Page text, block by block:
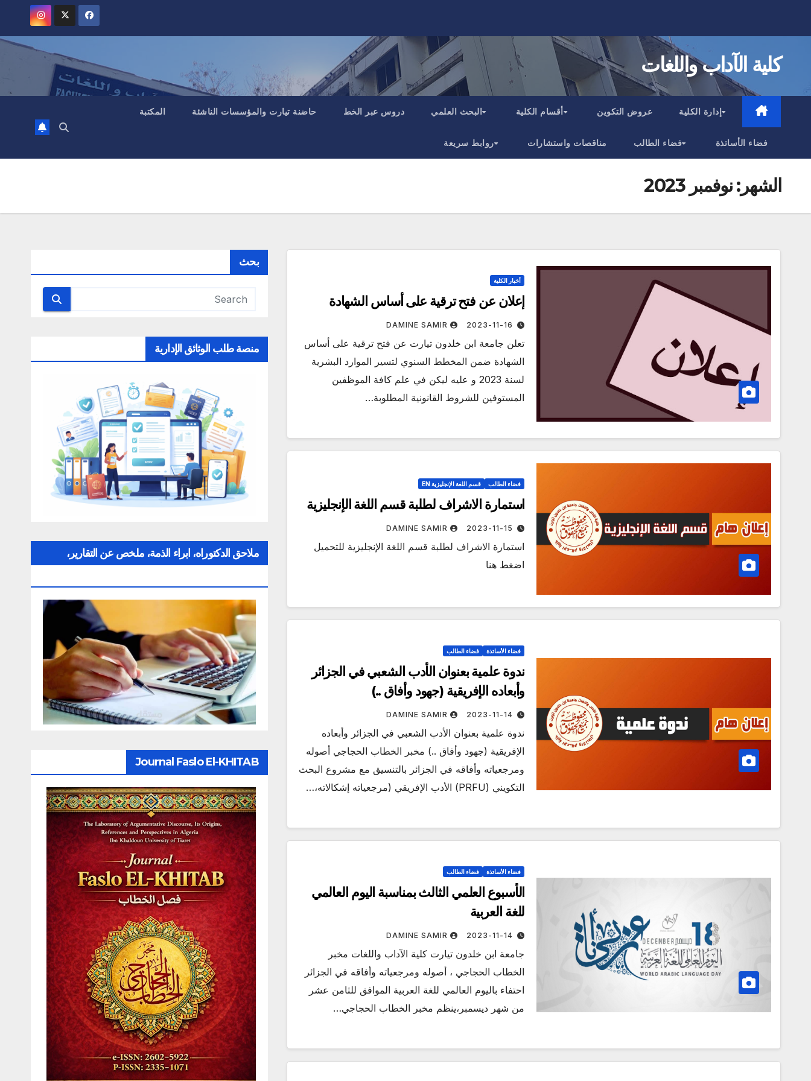
كلية الآداب واللغات
إدارة الكلية عروض التكوين أقسام الكلية البحث العلمي دروس عبر الخط حاضنة تيارت والمؤسسات الناشئة المكتبة
فضاء الأساتذة فضاء الطالب مناقصات واستشارات روابط سريعة
الشهر:نوفمبر 2023
أخبار الكلية
إعلان عن فتح ترقية على أساس الشهادة
2023-11-16
DAMINE SAMIR
تعلن جامعة ابن خلدون تيارت عن فتح ترقية على أساس
الشهادة ضمن المخطط السنوي لتسير الموارد البشرية
لسنة 2023 و عليه ليكن في علم كافة الموظفين
المستوفين للشروط القانونية المطلوبة…
فضاء الطالب قسم اللغة الإنجليزية EN
استمارة الاشراف لطلبة قسم اللغة الإنجليزية
2023-11-15
DAMINE SAMIR
استمارة الاشراف لطلبة قسم اللغة الإنجليزية للتحميل
اضغط هنا
فضاء الأساتذة فضاء الطالب
ندوة علمية بعنوان الأدب الشعبي في الجزائر
وأبعاده الإفريقية (جهود وأفاق ..)
2023-11-14
DAMINE SAMIR
ندوة علمية بعنوان الأدب الشعبي في الجزائر وأبعاده
الإفريقية (جهود وأفاق ..) مخبر الخطاب الحجاجي أصوله
ومرجعياته وأفاقه في الجزائر بالتنسيق مع مشروع البحث
التكويني (PRFU) الأدب الإفريقي (مرجعياته إشكالاته،…
فضاء الأساتذة فضاء الطالب
الأسبوع العلمي الثالث بمناسبة اليوم العالمي
للغة العربية
2023-11-14
DAMINE SAMIR
جامعة ابن خلدون تيارت كلية الآداب واللغات مخبر
الخطاب الحجاجي ، أصوله ومرجعياته وأفاقه في الجزائر
احتفاء باليوم العالمي للغة العربية الموافق للثامن عشر
من شهر ديسمبر،ينظم مخبر الخطاب الحجاجي…
بحث
منصة طلب الوثائق الإدارية
ملاحق الدكتوراه، ابراء الذمة، ملخص عن التقارير،
Journal Faslo El-KHITAB